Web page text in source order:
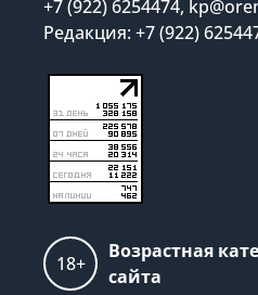
+7 (922) 6254474,
Редакция: +7 (922)
18+
Возрастная
сайта